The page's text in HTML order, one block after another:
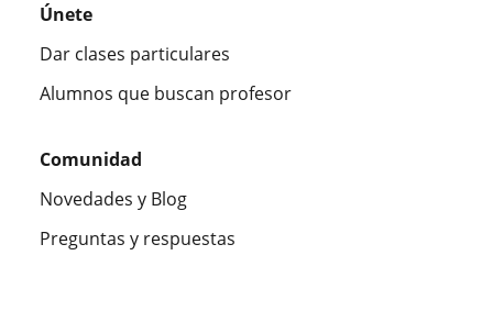
Únete
Dar clases particulares
Alumnos que buscan profesor
Comunidad
Novedades y Blog
Preguntas y respuestas